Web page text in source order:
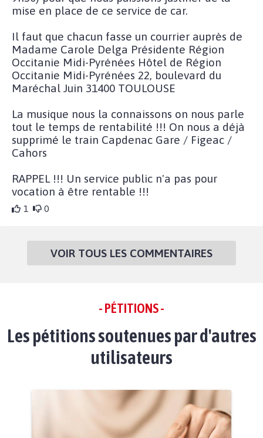
mise en place de ce service de car.
Il faut que chacun fasse un courrier auprès de
Madame Carole Delga Présidente Région
Occitanie Midi-Pyrénées Hôtel de Région
Occitanie Midi-Pyrénées 22, boulevard du
Maréchal Juin 31400 TOULOUSE
La musique nous la connaissons on nous parle
tout le temps de rentabilité !!! On nous a déjà
supprimé le train Capdenac Gare / Figeac /
Cahors
RAPPEL !!! Un service public n'a pas pour
vocation à être rentable !!!
1 0
VOIR TOUS LES COMMENTAIRES
- PÉTITIONS -
Les pétitions soutenues par d'autres
utilisateurs